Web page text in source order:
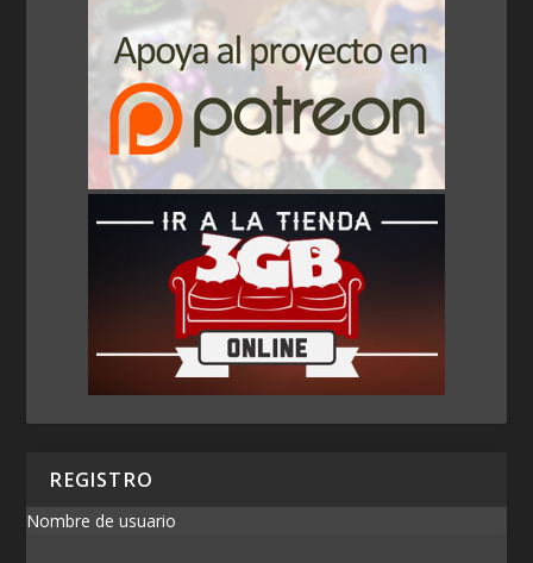
REGISTRO
Nombre de usuario